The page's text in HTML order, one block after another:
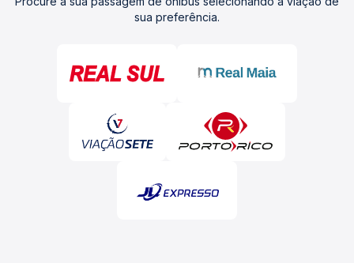
sua preferência.